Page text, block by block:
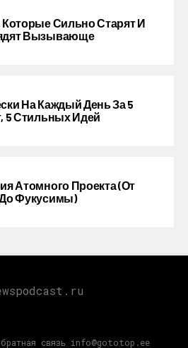
Сильно Старят И
Вызывающе
На Каждый День За 5
5 Стильных Идей
Атомного Проекта (от
Фукусимы)
связь info@gototop.ee